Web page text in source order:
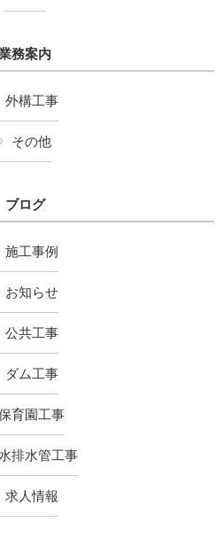
務案内
外構工事
その他
ブログ
施工事例
お知らせ
公共工事
ダム工事
育園工事
排水管工事
求人情報